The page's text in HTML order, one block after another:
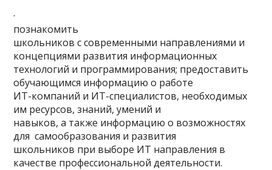
·
познакомить
школьников с современными направлениями и
концепциями развития информационных
технологий и программирования; предоставить
обучающимся информацию о работе
ИТ-компаний и ИТ-специалистов, необходимых
им ресурсов, знаний, умений и
навыков, а также информацию о возможностях
для самообразования и развития
школьников при выборе ИТ направления в
качестве профессиональной деятельности.